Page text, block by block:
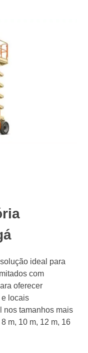
ideal para
com
oferecer
e locais
nos tamanhos mais
m, 10 m, 12 m, 16